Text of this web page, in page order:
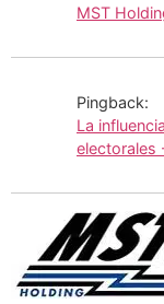
MST
Pingback:
La
electorales